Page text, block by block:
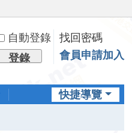
自動登錄
找回密碼
登錄 會員申請加入
快捷導覽